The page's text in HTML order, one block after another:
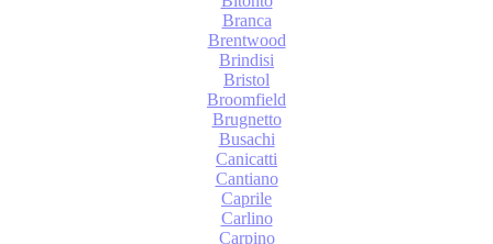
Branca
Brentwood
Brindisi
Bristol
Broomfield
Brugnetto
Busachi
Canicatti
Cantiano
Caprile
Carlino
Carpino